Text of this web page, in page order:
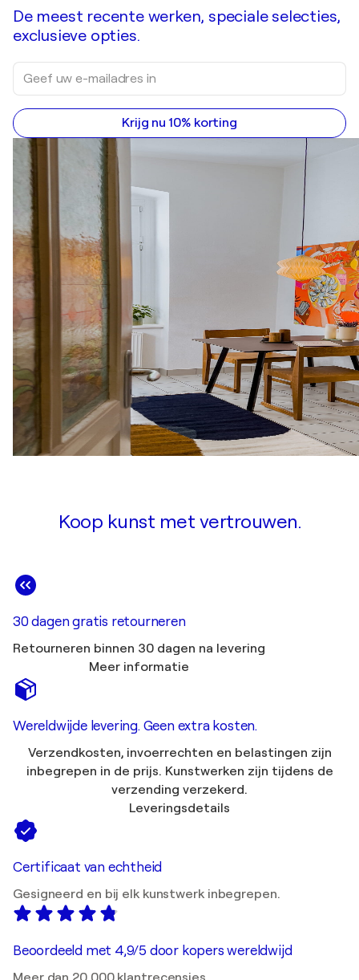
De meest recente werken, speciale selecties,
exclusieve opties.
Krijg nu 10% korting
Koop kunst met vertrouwen.
30 dagen gratis retourneren
Retourneren binnen 30 dagen na levering
Meer informatie
Wereldwijde levering. Geen extra kosten.
Verzendkosten, invoerrechten en belastingen zijn
inbegrepen in de prijs. Kunstwerken zijn tijdens de
verzending verzekerd.
Leveringsdetails
Certificaat van echtheid
Gesigneerd en bij elk kunstwerk inbegrepen.
Beoordeeld met 4,9/5 door kopers wereldwijd